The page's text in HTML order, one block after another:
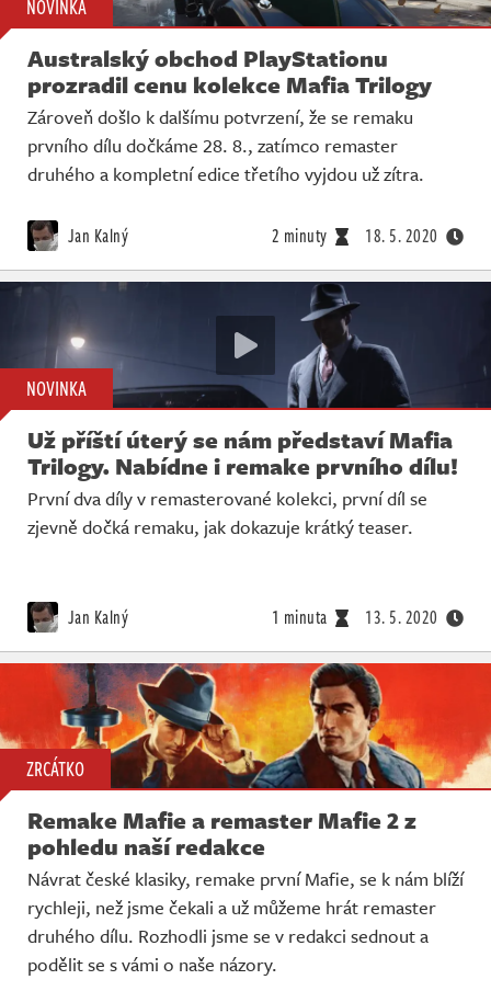
NOVINKA
Australský obchod PlayStationu
prozradil cenu kolekce Mafia Trilogy
Zároveň došlo k dalšímu potvrzení, že se remaku
prvního dílu dočkáme 28. 8., zatímco remaster
druhého a kompletní edice třetího vyjdou už zítra.
Jan Kalný 2 minuty 18. 5. 2020
NOVINKA
Už příští úterý se nám představí Mafia
Trilogy. Nabídne i remake prvního dílu!
První dva díly v remasterované kolekci, první díl se
zjevně dočká remaku, jak dokazuje krátký teaser.
Jan Kalný 1 minuta 13. 5. 2020
ZRCÁTKO
Remake Mafie a remaster Mafie 2 z
pohledu naší redakce
Návrat české klasiky, remake první Mafie, se k nám blíží
rychleji, než jsme čekali a už můžeme hrát remaster
druhého dílu. Rozhodli jsme se v redakci sednout a
podělit se s vámi o naše názory.